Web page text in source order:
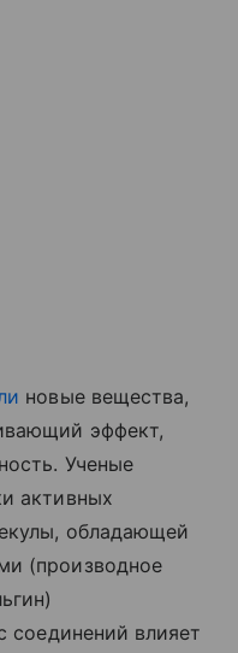
новые вещества,
эффект,
Ученые
активных
обладающей
(производное
соединений влияет